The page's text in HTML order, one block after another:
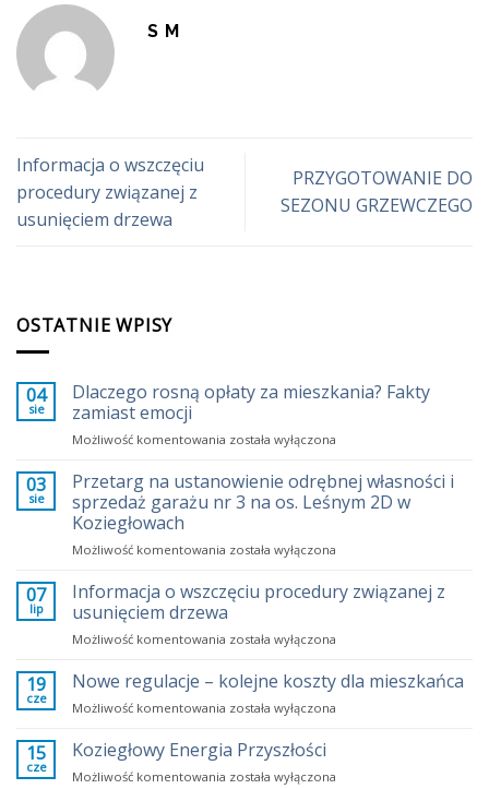
S M
Informacja o wszczęciu
procedury związanej z
usunięciem drzewa
PRZYGOTOWANIE DO
SEZONU GRZEWCZEGO
OSTATNIE WPISY
04
sie
Dlaczego rosną opłaty za mieszkania? Fakty
zamiast emocji
Możliwość komentowania Dlaczego
opłaty
za
mieszkania?
zamiast
została wyłączona
03
sie
Przetarg na ustanowienie odrębnej własności i
sprzedaż garażu nr 3 na os. Leśnym 2D w
Koziegłowach
Możliwość komentowania Przetarg
ustanowienie
odrębnej
i
garażu
3
os.
Leśnym
została wyłączona
07
lip
Informacja o wszczęciu procedury związanej z
usunięciem drzewa
Możliwość komentowania Informacja
wszczęciu
procedury
związanej
usunięciem
drzewa
została wyłączona
19
cze
Nowe regulacje – kolejne koszty dla mieszkańca
Możliwość komentowania Nowe
–
kolejne
koszty
została wyłączona
15
cze
Koziegłowy Energia Przyszłości
Możliwość komentowania Koziegłowy
została wyłączona